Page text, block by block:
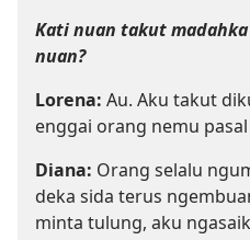
Kati nuan takut
nuan?
Lorena: Au. Aku takut
enggai orang nemu
Diana: Orang selalu
deka sida terus
minta tulung, aku